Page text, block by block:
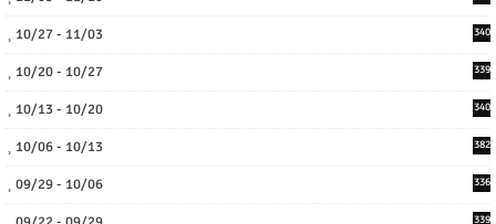
10/27 - 11/03 340
10/20 - 10/27 339
10/13 - 10/20 340
10/06 - 10/13 382
09/29 - 10/06 336
339